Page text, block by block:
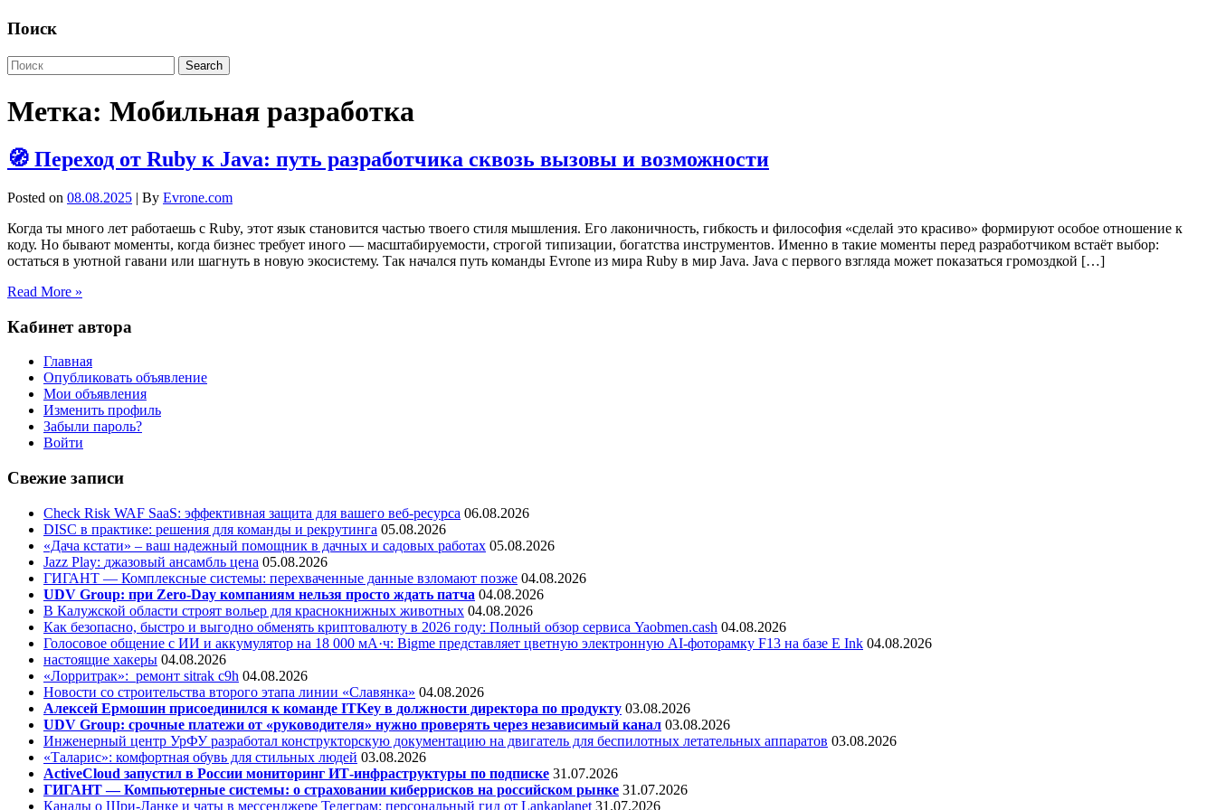
Поиск
Метка: Мобильная разработка
🧭 Переход от Ruby к Java: путь разработчика сквозь вызовы и возможности
Posted on 08.08.2025 | By Evrone.com
Когда ты много лет работаешь с Ruby, этот язык становится частью твоего стиля мышления. Его лаконичность, гибкость и философия «сделай это красиво» формируют особое отношение к
коду. Но бывают моменты, когда бизнес требует иного — масштабируемости, строгой типизации, богатства инструментов. Именно в такие моменты перед разработчиком встаёт выбор:
остаться в уютной гавани или шагнуть в новую экосистему. Так начался путь команды Evrone из мира Ruby в мир Java. Java с первого взгляда может показаться громоздкой […]
Read More »
Кабинет автора
Главная
Опубликовать объявление
Мои объявления
Изменить профиль
Забыли пароль?
Войти
Свежие записи
Check Risk WAF SaaS: эффективная защита для вашего веб-ресурса 06.08.2026
DISC в практике: решения для команды и рекрутинга 05.08.2026
«Дача кстати» – ваш надежный помощник в дачных и садовых работах 05.08.2026
Jazz Play: джазовый ансамбль цена 05.08.2026
ГИГАНТ — Комплексные системы: перехваченные данные взломают позже 04.08.2026
UDV Group: при Zero-Day компаниям нельзя просто ждать патча 04.08.2026
В Калужской области строят вольер для краснокнижных животных 04.08.2026
Как безопасно, быстро и выгодно обменять криптовалюту в 2026 году: Полный обзор сервиса Yaobmen.cash 04.08.2026
Голосовое общение с ИИ и аккумулятор на 18 000 мА·ч: Bigme представляет цветную электронную AI-фоторамку F13 на базе E Ink 04.08.2026
настоящие хакеры 04.08.2026
«Лорритрак»: ремонт sitrak c9h 04.08.2026
Новости со строительства второго этапа линии «Славянка» 04.08.2026
Алексей Ермошин присоединился к команде ITKey в должности директора по продукту 03.08.2026
UDV Group: срочные платежи от «руководителя» нужно проверять через независимый канал 03.08.2026
Инженерный центр УрФУ разработал конструкторскую документацию на двигатель для беспилотных летательных аппаратов 03.08.2026
«Таларис»: комфортная обувь для стильных людей 03.08.2026
ActiveCloud запустил в России мониторинг ИТ-инфраструктуры по подписке 31.07.2026
ГИГАНТ — Компьютерные системы: о страховании киберрисков на российском рынке 31.07.2026
Каналы о Шри-Ланке и чаты в мессенджере Телеграм: персональный гид от Lankaplanet 31.07.2026